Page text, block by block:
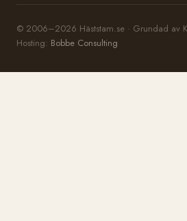
© 2006–2026 Häststam.se · Grundad av
Hosting: Bobbe Consulting